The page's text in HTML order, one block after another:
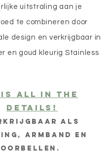
uitstraling aan je
te combineren door
design en verkrijgbaar in
en goud kleurig Stainless
all in the
details!
als
armband en
oorbellen.